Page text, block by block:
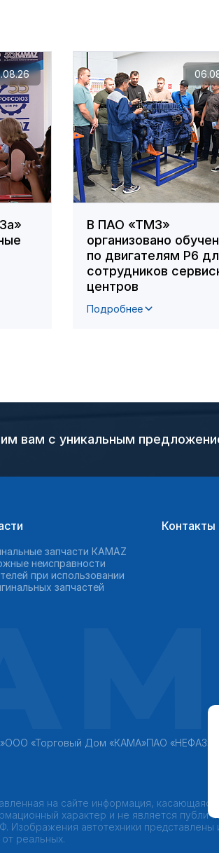
В ПАО «ТМЗ»
организовано
по двигателям Р6
сотрудников
центров
Подробнее
вам с уникальным
запчасти КAMAZ
неисправности
при использовании
запчастей
Контакты
ООО «Торговый Дом «КАМА»ПАО «НЕФАЗ»
на сайте информация,
характер и не является
Изображения автотехники
от реальных.